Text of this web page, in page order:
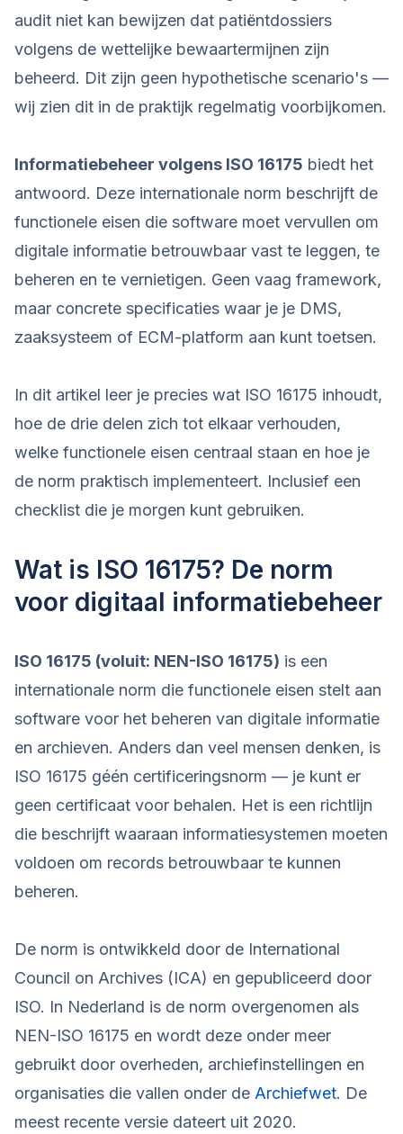
audit niet kan bewijzen dat patiëntdossiers
volgens de wettelijke bewaartermijnen zijn
beheerd. Dit zijn geen hypothetische scenario's —
wij zien dit in de praktijk regelmatig voorbijkomen.
Informatiebeheer volgens ISO 16175 biedt het
antwoord. Deze internationale norm beschrijft de
functionele eisen die software moet vervullen om
digitale informatie betrouwbaar vast te leggen, te
beheren en te vernietigen. Geen vaag framework,
maar concrete specificaties waar je je DMS,
zaaksysteem of ECM-platform aan kunt toetsen.
In dit artikel leer je precies wat ISO 16175 inhoudt,
hoe de drie delen zich tot elkaar verhouden,
welke functionele eisen centraal staan en hoe je
de norm praktisch implementeert. Inclusief een
checklist die je morgen kunt gebruiken.
Wat is ISO 16175? De norm
voor digitaal informatiebeheer
ISO 16175 (voluit: NEN-ISO 16175) is een
internationale norm die functionele eisen stelt aan
software voor het beheren van digitale informatie
en archieven. Anders dan veel mensen denken, is
ISO 16175 géén certificeringsnorm — je kunt er
geen certificaat voor behalen. Het is een richtlijn
die beschrijft waaraan informatiesystemen moeten
voldoen om records betrouwbaar te kunnen
beheren.
De norm is ontwikkeld door de International
Council on Archives (ICA) en gepubliceerd door
ISO. In Nederland is de norm overgenomen als
NEN-ISO 16175 en wordt deze onder meer
gebruikt door overheden, archiefinstellingen en
organisaties die vallen onder de Archiefwet. De
meest recente versie dateert uit 2020.